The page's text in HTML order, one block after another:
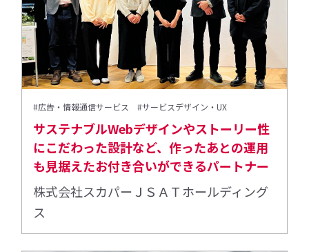
#広告・情報通信サービス #サービスデザイン・UX
サステナブルWebデザインやストーリー性
にこだわった設計など、作ったあとの運用
も見据えたお付き合いができるパートナー
株式会社スカパーＪＳＡＴホールディング
ス